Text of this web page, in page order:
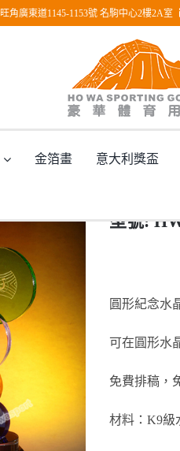
旺角廣東道1145-1153號 名駒中心2樓2A室
金箔畫 意大利獎盃
主頁 型號: HW11003 圓形紀念水晶配
型號:
圓形紀念水
可在圓形水
免費排稿，
材料：K9級